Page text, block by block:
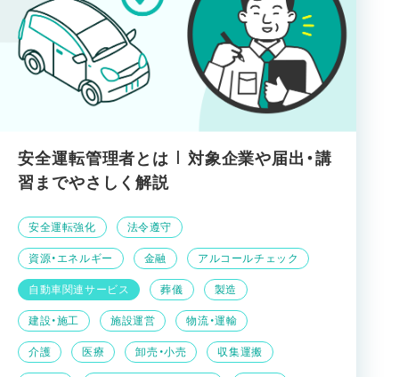
安全運転管理者とは | 対象企業や届出・講
習までやさしく解説
介護 医療 卸売・小売 収集運搬
建設・施工 施設運営 物流・運輸
自動車関連サービス 葬儀 製造
資源・エネルギー 金融 アルコールチェック
安全運転強化 法令遵守